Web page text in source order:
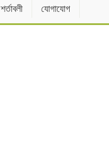
শর্তাবলী যোগাযোগ